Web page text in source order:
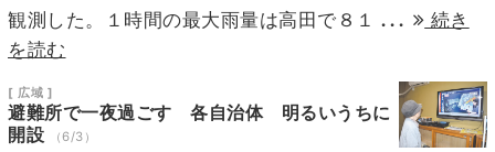
観測した。１時間の最大雨量は高田で８１
...
続き
を読む
[ 広域 ]
避難所で一夜過ごす 各自治体 明るいうちに
開設
（6/3）